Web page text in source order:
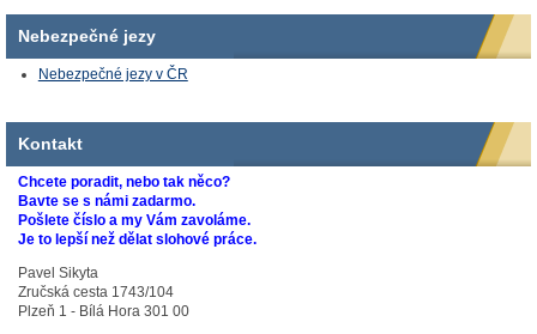
Nebezpečné jezy
Nebezpečné jezy v ČR
Kontakt
Chcete poradit, nebo tak něco?
Bavte se s námi zadarmo.
Pošlete číslo a my Vám zavoláme.
Je to lepší než dělat slohové práce.
Pavel Sikyta
Zručská cesta 1743/104
Plzeň 1 - Bílá Hora 301 00